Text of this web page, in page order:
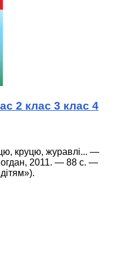
2 клас 3 клас 4
круцю, журавлі... —
2011. — 88 с. —